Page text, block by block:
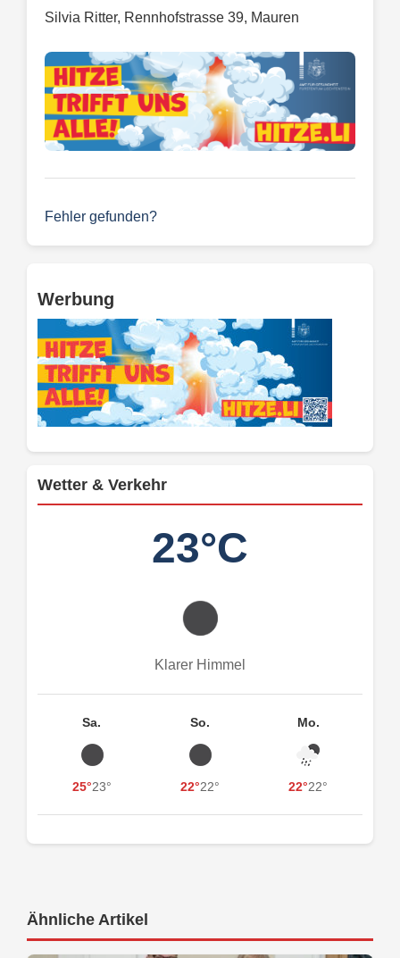
Silvia Ritter, Rennhofstrasse 39, Mauren
Fehler gefunden?
Werbung
Wetter & Verkehr
23°C
Klarer Himmel
Sa.
25°23°
So.
22°22°
Mo.
22°22°
Ähnliche Artikel